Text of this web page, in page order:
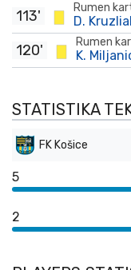
Rumen
D.
113'
Rumen
K.
120'
STATISTIKA
FK Košice
5
2